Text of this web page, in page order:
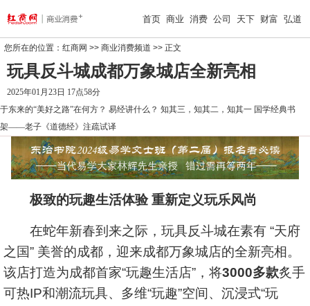
首页 商业 消费 公司 天下 财富 弘道
您所在的位置： 红商网 >> 商业消费频道 >> 正文
玩具反斗城成都万象城店全新亮相
2025年01月23日 17点58分
于东来的“美好之路”在何方？ 易经讲什么？ 知其三，知其二，知其一 国学经典书
架——老子《道德经》注疏试译
极致的玩趣生活体验 重新定义玩乐风尚
在蛇年新春到来之际，玩具反斗城在素有 “天府
之国” 美誉的成都，迎来成都万象城店的全新亮相。
该店打造为成都首家“玩趣生活店”，将3000多款炙手
可热IP和潮流玩具、多维“玩趣”空间、沉浸式“玩